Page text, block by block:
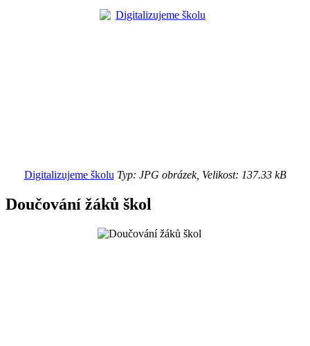
Digitalizujeme školu Typ: JPG obrázek, Velikost: 137.33 kB
Doučování žáků škol